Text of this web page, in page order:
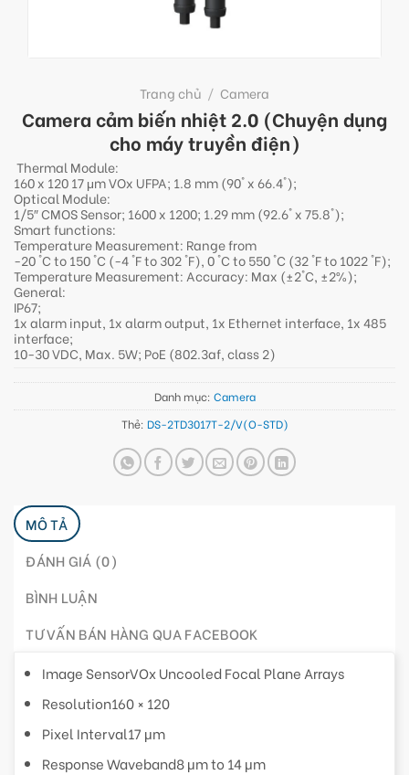
Trang chủ / Camera
Camera cảm biến nhiệt 2.0 (Chuyện dụng
cho máy truyền điện)
Thermal Module:
160 x 120 17 μm VOx UFPA; 1.8 mm (90° x 66.4°);
Optical Module:
1/5″ CMOS Sensor; 1600 x 1200; 1.29 mm (92.6° x 75.8°);
Smart functions:
Temperature Measurement: Range from
-20 °C to 150 °C (-4 °F to 302 °F), 0 °C to 550 °C (32 °F to 1022 °F);
Temperature Measurement: Accuracy: Max (±2°C, ±2%);
General:
IP67;
1x alarm input, 1x alarm output, 1x Ethernet interface, 1x 485
interface;
10-30 VDC, Max. 5W; PoE (802.3af, class 2)
Danh mục: Camera
Thẻ: DS-2TD3017T-2/V(O-STD)
MÔ TẢ
ĐÁNH GIÁ (0)
BÌNH LUẬN
TƯ VẤN BÁN HÀNG QUA FACEBOOK
Image SensorVOx Uncooled Focal Plane Arrays
Resolution160 × 120
Pixel Interval17 μm
Response Waveband8 μm to 14 μm